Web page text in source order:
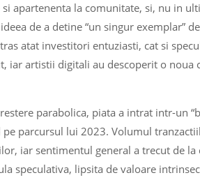
apartenenta la comunitate, si, nu in
de a detine “un singur exemplar”
atat investitori entuziasti, cat si
iar artistii digitali au descoperit o noua
parabolica, piata a intrat intr-un
parcursul lui 2023. Volumul
iar sentimentul general a trecut de
speculativa, lipsita de valoare